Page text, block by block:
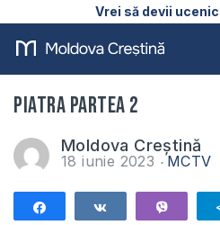
Vrei să devii
Piatra partea 2
Moldova Creștină
18 iunie 2023 MCTV